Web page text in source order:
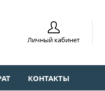
Личный кабинет
КОНТАКТЫ